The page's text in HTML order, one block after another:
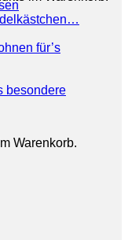
Warenkorb.
für’s
besondere